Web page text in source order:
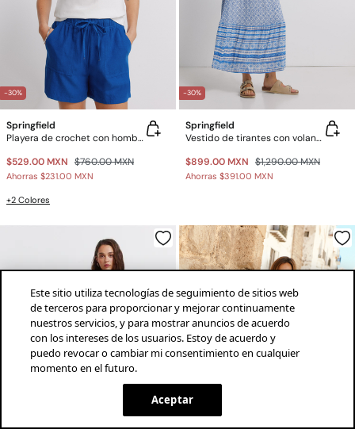
-30%
Springfield
Playera de crochet con hombros
$529.00 MXN $760.00 MXN
Ahorras $231.00 MXN
+2 Colores
-30%
Springfield
Vestido de tirantes con volantes estampado cenefa
$899.00 MXN $1,290.00 MXN
Ahorras $391.00 MXN
¡descarga la app!
Este sitio utiliza tecnologías de seguimiento de sitios web
de terceros para proporcionar y mejorar continuamente
nuestros servicios, y para mostrar anuncios de acuerdo
con los intereses de los usuarios. Estoy de acuerdo y
puedo revocar o cambiar mi consentimiento en cualquier
momento en el futuro.
Aceptar